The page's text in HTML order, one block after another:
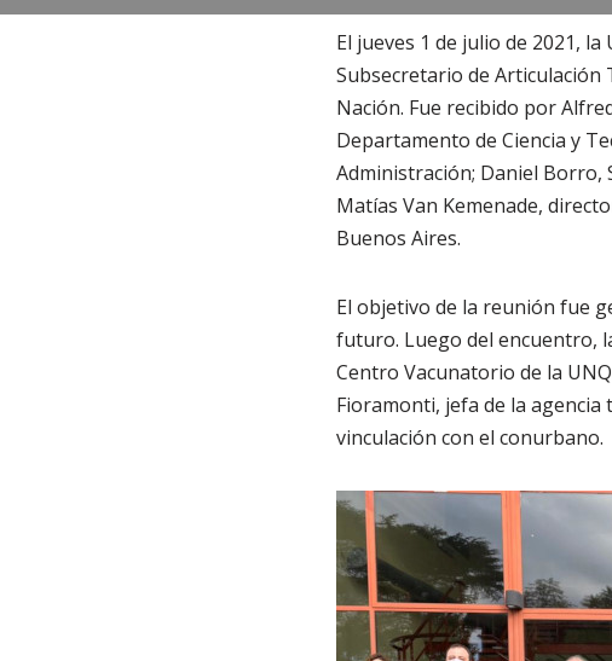
El jueves 1 de julio de 2021,
Subsecretario de Articulación
Nación. Fue recibido por
Departamento de Ciencia y
Administración; Daniel
Matías Van Kemenade,
Buenos Aires.
El objetivo de la reunión fue
futuro. Luego del encuentro,
Centro Vacunatorio de la
Fioramonti, jefa de la
vinculación con el conurbano.